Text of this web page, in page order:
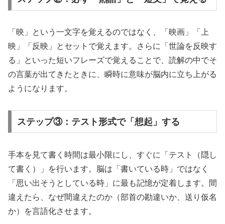
「映」という一文字を覚えるのではなく、「映画」「上
映」「反映」とセットで覚えます。さらに「世論を反映す
る」といった短いフレーズで覚えることで、読解の中でそ
の言葉が出てきたときに、瞬時に意味が脳内に立ち上がる
ようになります。
ステップ③：テスト形式で「想起」する
手本を見て書く時間は最小限にし、すぐに「テスト（隠し
て書く）」を行います。脳は「書いている時」ではなく
「思い出そうとしている時」に最も記憶が定着します。間
違えたら、なぜ間違えたのか（部首の勘違いか、送り仮名
か）を言語化させます。